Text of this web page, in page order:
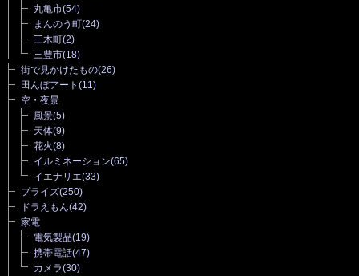
丸亀市(54)
まんのう町(24)
三木町(2)
三豊市(18)
街で見かけたもの(26)
田んぼアート (11)
空・夜景
風景(5)
天体(9)
花火(8)
イルミネーション(65)
イエナリエ(33)
プライズ(250)
ドラえもん(42)
家電
電気製品(19)
携帯電話(47)
カメラ(30)